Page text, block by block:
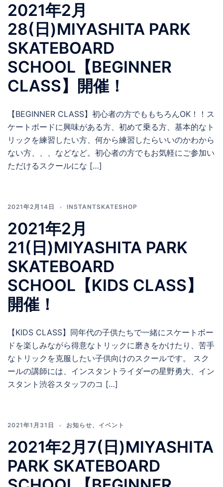
2021年2月
28(日)MIYASHITA PARK
SKATEBOARD
SCHOOL【BEGINNER
CLASS】開催！
【BEGINNER CLASS】初心者の方でももちろんOK！！ス
ケートボードに興味がある方、初めて乗る方、基本的なト
リックを練習したい方、何から練習したらいいのかわから
ない方、、、などなど。初心者の方でもお気軽にご参加い
ただけるスクールにな […]
2021年2月14日 INSTANTSKATESHOP
2021年2月
21(日)MIYASHITA PARK
SKATEBOARD
SCHOOL【KIDS CLASS】
開催！
【KIDS CLASS】同年代の子供たちで一緒にスケートボー
ドを楽しみながら得意なトリックに磨きをかけたり、苦手
なトリックを克服したい子供向けのスクールです。 スク
ールの講師には、インスタントライダーの星野勇大、イン
スタント渋谷スタッフのコ […]
2021年1月31日 お知らせ、 イベント
2021年2月7(日)MIYASHITA
PARK SKATEBOARD